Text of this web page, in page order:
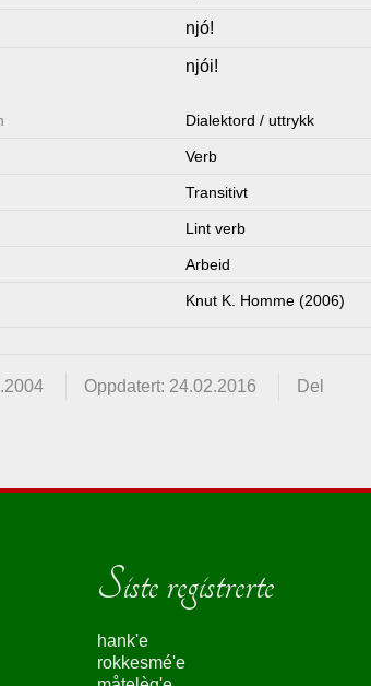
njó!
njói!
Dialektord / uttrykk
Verb
Transitivt
Lint verb
Arbeid
Knut K. Homme (2006)
Oppdatert: 24.02.2016 Del
Siste registrerte
hank'e
rokkesmé'e